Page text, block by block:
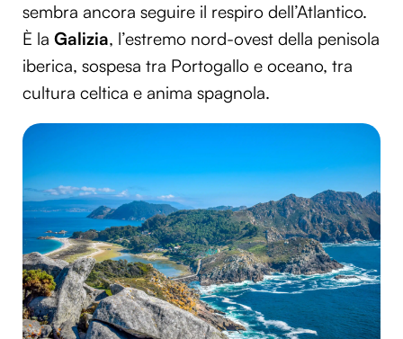
sembra ancora seguire il respiro dell’Atlantico.
È la Galizia, l’estremo nord-ovest della penisola
iberica, sospesa tra Portogallo e oceano, tra
cultura celtica e anima spagnola.